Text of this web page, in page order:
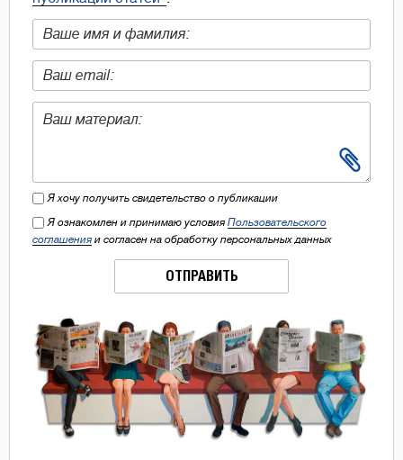
Я хочу получить свидетельство о публикации
Я ознакомлен и принимаю условия Пользовательского
соглашения и согласен на обработку персональных данных
ОТПРАВИТЬ